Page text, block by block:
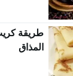
طريقة
المذاق